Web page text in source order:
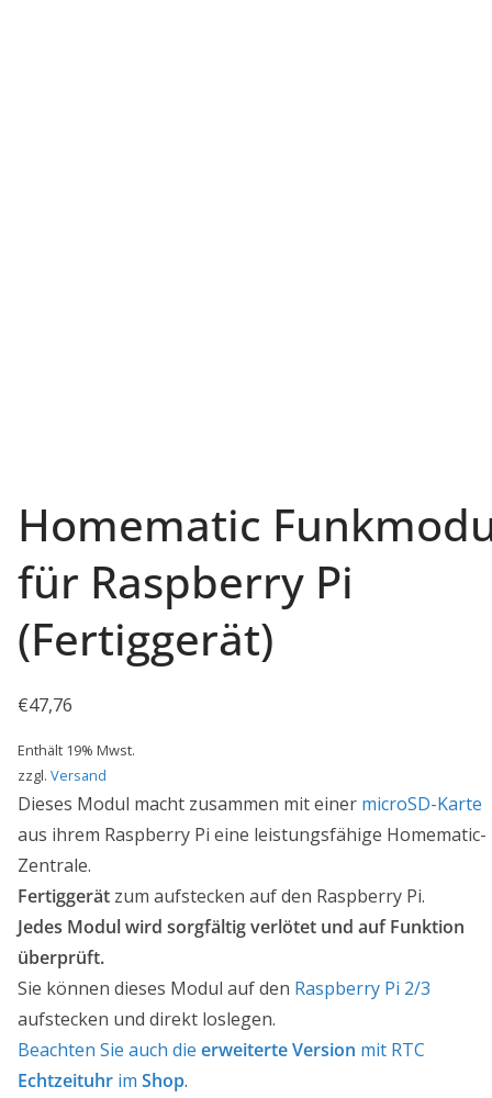
Homematic
für Raspberry Pi
(Fertiggerät)
€47,76
Enthält 19% Mwst.
zzgl. Versand
Dieses Modul macht zusammen mit einer microSD-Karte
aus ihrem Raspberry Pi eine leistungsfähige Homematic-
Zentrale.
Fertiggerät zum aufstecken auf den Raspberry Pi.
Jedes Modul wird sorgfältig verlötet und auf Funktion
überprüft.
Sie können dieses Modul auf den Raspberry Pi 2/3
aufstecken und direkt loslegen.
Beachten Sie auch die erweiterte Version mit RTC
Echtzeituhr im Shop.